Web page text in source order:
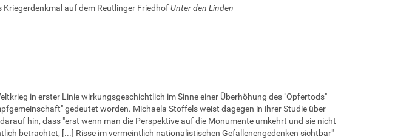
Kriegerdenkmal auf dem Reutlinger FriedhofUnter den Linden
in erster Linie wirkungsgeschichtlich im Sinne einer Überhöhung des "Opfertods"
gedeutet worden. Michaela Stoffels weist dagegen in ihrer Studie über
hin, dass "erst wenn man die Perspektive auf die Monumente umkehrt und sie nicht
betrachtet, [...] Risse im vermeintlich nationalistischen Gefallenengedenken sichtbar"